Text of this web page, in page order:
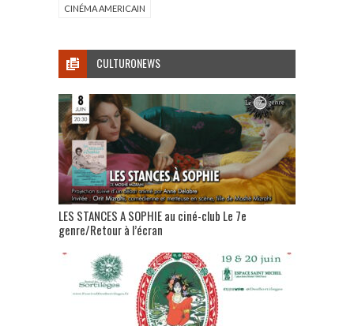
CINÉMA AMERICAIN
CULTURONEWS
LES STANCES A SOPHIE au ciné-club Le 7e
genre/Retour à l’écran